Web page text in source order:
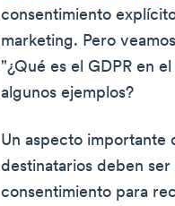
consentimiento
marketing. Pero
"¿Qué es el GDPR en
algunos ejemplos?
Un aspecto importante
destinatarios deben
consentimiento para